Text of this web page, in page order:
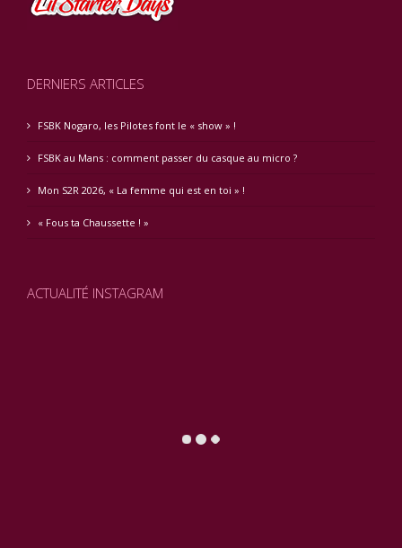
DERNIERS ARTICLES
FSBK Nogaro, les Pilotes font le « show » !
FSBK au Mans : comment passer du casque au micro ?
Mon S2R 2026, « La femme qui est en toi » !
« Fous ta Chaussette ! »
ACTUALITÉ INSTAGRAM